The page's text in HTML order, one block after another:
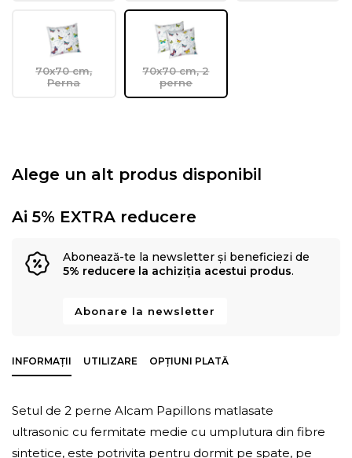
70x70 cm,
Perna
70x70 cm, 2
perne
Alege un alt produs disponibil
Ai 5% EXTRA reducere
Abonează-te la newsletter și beneficiezi de
5% reducere la achiziția acestui produs.
Abonare la newsletter
INFORMAȚII UTILIZARE OPȚIUNI PLATĂ
Setul de 2 perne Alcam Papillons matlasate
ultrasonic cu fermitate medie cu umplutura din fibre
sintetice, este potrivita pentru dormit pe spate, pe